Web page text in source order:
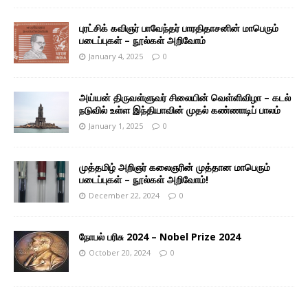
புரட்சிக் கவிஞர் பாவேந்தர் பாரதிதாசனின் மாபெரும்
படைப்புகள் – நூல்கள் அறிவோம்
January 4, 2025 0
அய்யன் திருவள்ளுவர் சிலையின் வெள்ளிவிழா – கடல்
நடுவில் உள்ள இந்தியாவின் முதல் கண்ணாடிப் பாலம்
January 1, 2025 0
முத்தமிழ் அறிஞர் கலைஞரின் முத்தான மாபெரும்
படைப்புகள் – நூல்கள் அறிவோம்!
December 22, 2024 0
நோபல் பரிசு 2024 – Nobel Prize 2024
October 20, 2024 0